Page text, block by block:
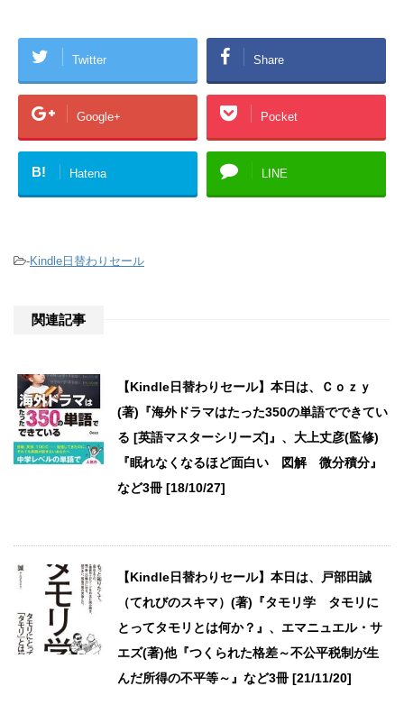
Twitter Share
Google+ Pocket
B! Hatena LINE
-Kindle日替わりセール
関連記事
【Kindle日替わりセール】本日は、Ｃｏｚｙ
(著)『海外ドラマはたった350の単語でできてい
る [英語マスターシリーズ]』、大上丈彦(監修)
『眠れなくなるほど面白い 図解 微分積分』
など3冊 [18/10/27]
【Kindle日替わりセール】本日は、戸部田誠
（てれびのスキマ）(著)『タモリ学 タモリに
とってタモリとは何か？』、エマニュエル・サ
エズ(著)他『つくられた格差～不公平税制が生
んだ所得の不平等～』など3冊 [21/11/20]